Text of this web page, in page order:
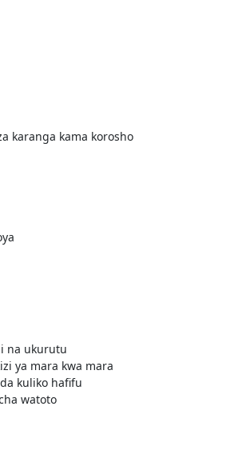
karanga kama korosho
na ukurutu
ya mara kwa mara
kuliko hafifu
watoto